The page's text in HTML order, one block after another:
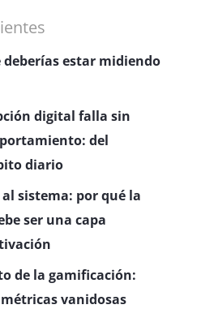
deberías estar midiendo
digital falla sin
del
diario
sistema: por qué la
ser una capa
de la gamificación:
vanidosas